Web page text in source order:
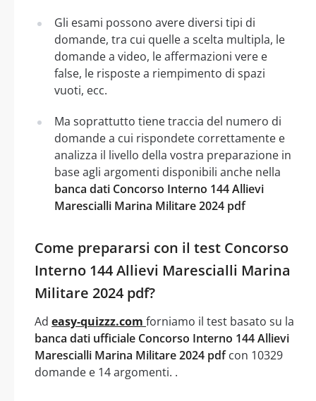
Gli esami possono avere diversi tipi di
domande, tra cui quelle a scelta multipla, le
domande a video, le affermazioni vere e
false, le risposte a riempimento di spazi
vuoti, ecc.
Ma soprattutto tiene traccia del numero di
domande a cui rispondete correttamente e
analizza il livello della vostra preparazione in
base agli argomenti disponibili anche nella
banca dati Concorso Interno 144 Allievi
Marescialli Marina Militare 2024 pdf
Come prepararsi con il test Concorso
Interno 144 Allievi Marescialli Marina
Militare 2024 pdf?
Ad easy-quizzz.com forniamo il test basato su la
banca dati ufficiale Concorso Interno 144 Allievi
Marescialli Marina Militare 2024 pdfcon 10329
domande e 14 argomenti. .